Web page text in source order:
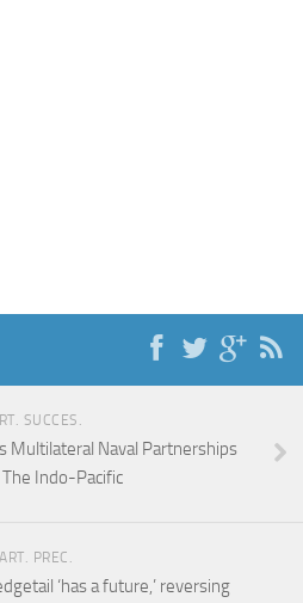
SUCCES.
Multilateral Naval Partnerships
Indo-Pacific
ART. PREC.
‘has a future,’ reversing